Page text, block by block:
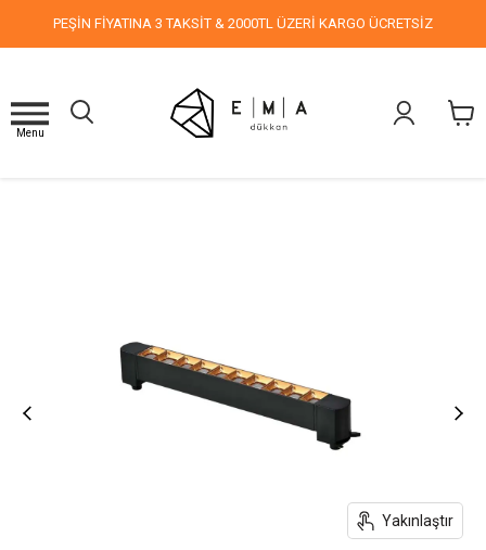
PEŞİN FİYATINA 3 TAKSİT & 2000TL ÜZERİ KARGO ÜCRETSİZ
Menu
Yakınlaştır